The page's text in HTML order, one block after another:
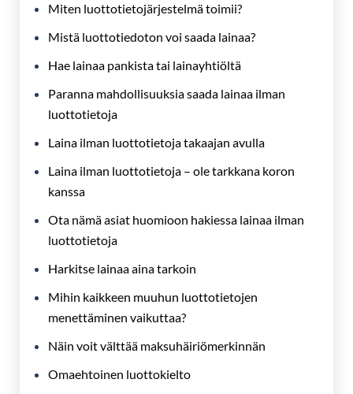
Miten luottotietojärjestelmä toimii?
Mistä luottotiedoton voi saada lainaa?
Hae lainaa pankista tai lainayhtiöltä
Paranna mahdollisuuksia saada lainaa ilman
luottotietoja
Laina ilman luottotietoja takaajan avulla
Laina ilman luottotietoja – ole tarkkana koron
kanssa
Ota nämä asiat huomioon hakiessa lainaa ilman
luottotietoja
Harkitse lainaa aina tarkoin
Mihin kaikkeen muuhun luottotietojen
menettäminen vaikuttaa?
Näin voit välttää maksuhäiriömerkinnän
Omaehtoinen luottokielto